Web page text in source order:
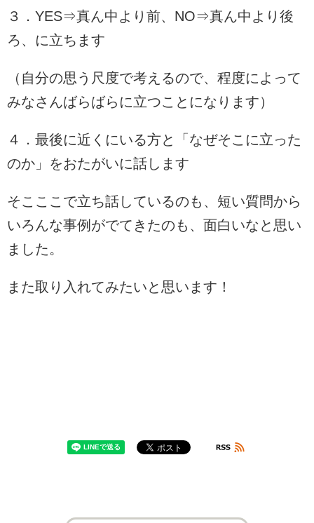
３．YES⇒真ん中より前、NO⇒真ん中より後
ろ、に立ちます
（自分の思う尺度で考えるので、程度によって
みなさんばらばらに立つことになります）
４．最後に近くにいる方と「なぜそこに立った
のか」をおたがいに話します
そこここで立ち話しているのも、短い質問から
いろんな事例がでてきたのも、面白いなと思い
ました。
また取り入れてみたいと思います！